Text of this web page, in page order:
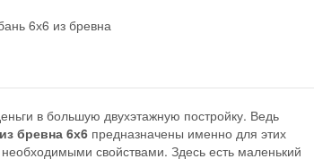
6х6 из бревна
в большую двухэтажную постройку. Ведь
бревна 6х6 предназначены именно для этих
свойствами. Здесь есть маленький